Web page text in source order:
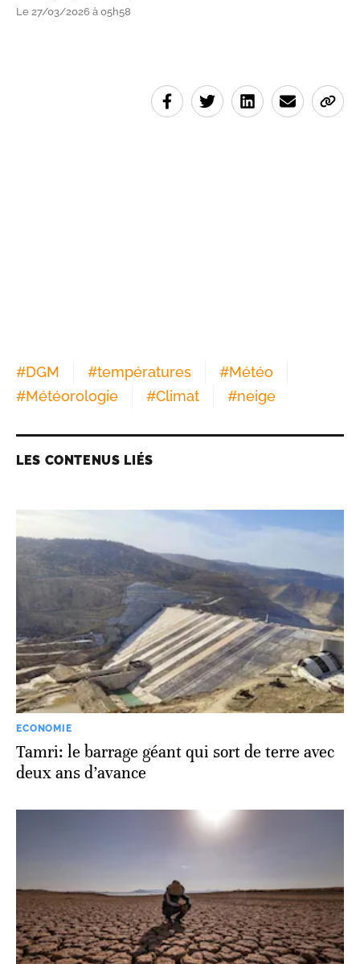
Le 27/03/2026 à 05h58
#DGM #températures #Météo
#Météorologie #Climat #neige
LES CONTENUS LIÉS
ECONOMIE
Tamri: le barrage géant qui sort de terre avec
deux ans d’avance